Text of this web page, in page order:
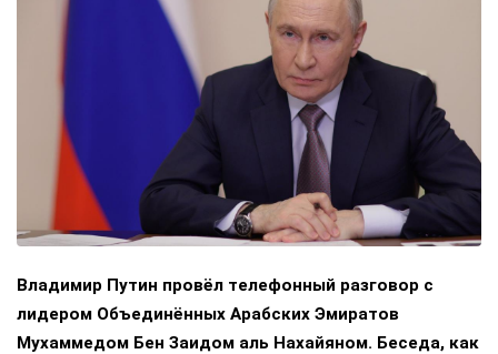
Владимир Путин провёл телефонный разговор с
лидером Объединённых Арабских Эмиратов
Мухаммедом Бен Заидом аль Нахайяном. Беседа, как